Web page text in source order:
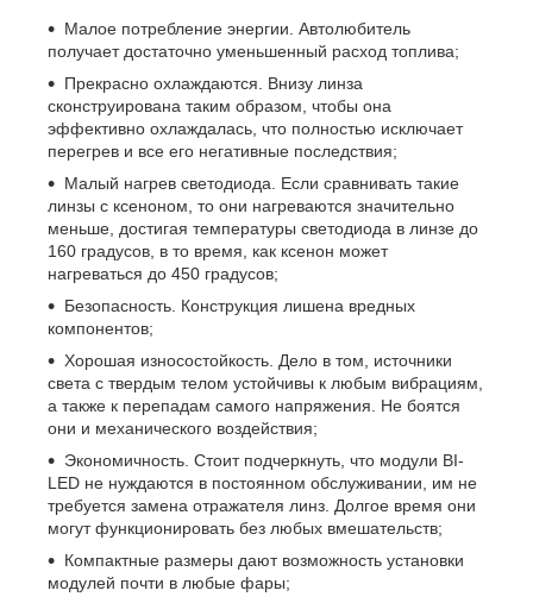
Малое потребление энергии. Автолюбитель
получает достаточно уменьшенный расход топлива;
Прекрасно охлаждаются. Внизу линза
сконструирована таким образом, чтобы она
эффективно охлаждалась, что полностью исключает
перегрев и все его негативные последствия;
Малый нагрев светодиода. Если сравнивать такие
линзы с ксеноном, то они нагреваются значительно
меньше, достигая температуры светодиода в линзе до
160 градусов, в то время, как ксенон может
нагреваться до 450 градусов;
Безопасность. Конструкция лишена вредных
компонентов;
Хорошая износостойкость. Дело в том, источники
света с твердым телом устойчивы к любым вибрациям,
а также к перепадам самого напряжения. Не боятся
они и механического воздействия;
Экономичность. Стоит подчеркнуть, что модули BI-
LED не нуждаются в постоянном обслуживании, им не
требуется замена отражателя линз. Долгое время они
могут функционировать без любых вмешательств;
Компактные размеры дают возможность установки
модулей почти в любые фары;